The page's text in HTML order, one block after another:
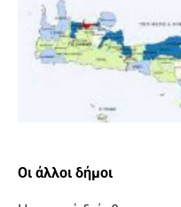
Οι άλλοι δήμοι